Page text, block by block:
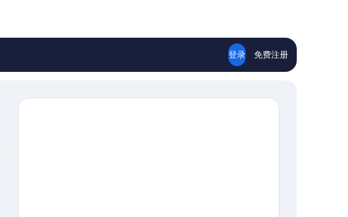
登录 免费注册